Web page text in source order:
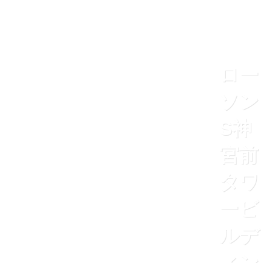
ロー
ソン
S神
宮前
タワ
ービ
ルデ